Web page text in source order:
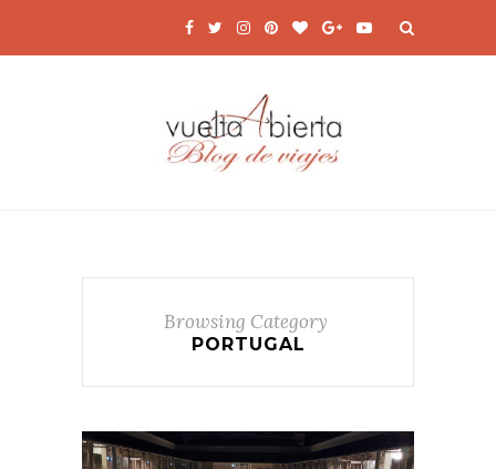
Browsing Category
PORTUGAL